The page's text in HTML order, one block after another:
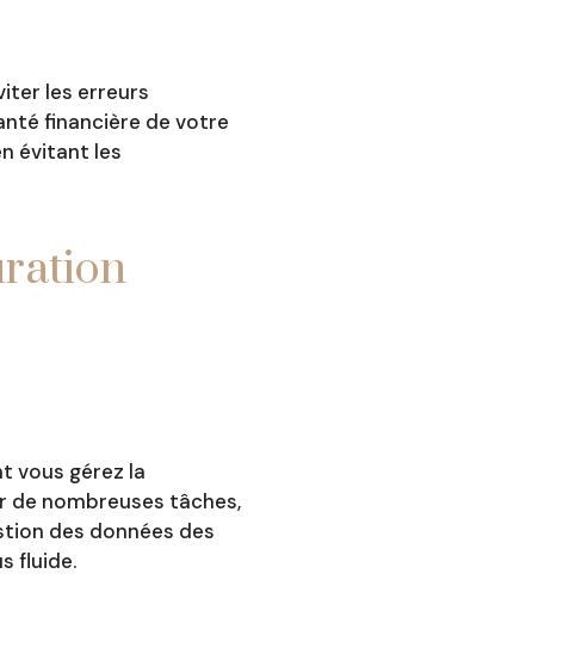
les erreurs
financière de votre
évitant les
vous gérez la
de nombreuses tâches,
des données des
fluide.